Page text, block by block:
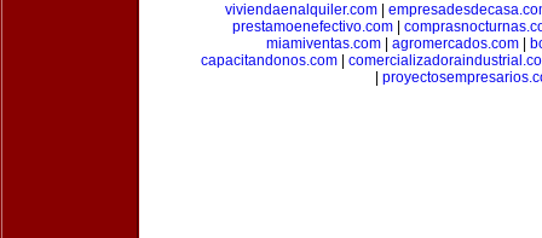
viviendaenalquiler.com|
prestamoenefectivo.com
miamiventas.com
agromercados.com
capacitandonos.com